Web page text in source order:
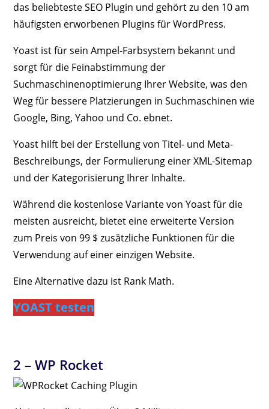
das beliebteste SEO Plugin und gehört zu den 10 am
häufigsten erworbenen Plugins für WordPress.
Yoast ist für sein Ampel-Farbsystem bekannt und
sorgt für die Feinabstimmung der
Suchmaschinenoptimierung Ihrer Website, was den
Weg für bessere Platzierungen in Suchmaschinen wie
Google, Bing, Yahoo und Co. ebnet.
Yoast hilft bei der Erstellung von Titel- und Meta-
Beschreibungs, der Formulierung einer XML-Sitemap
und der Kategorisierung Ihrer Inhalte.
Während die kostenlose Variante von Yoast für die
meisten ausreicht, bietet eine erweiterte Version
zum Preis von 99 $ zusätzliche Funktionen für die
Verwendung auf einer einzigen Website.
Eine Alternative dazu ist Rank Math.
YOAST testen
2 –WP Rocket